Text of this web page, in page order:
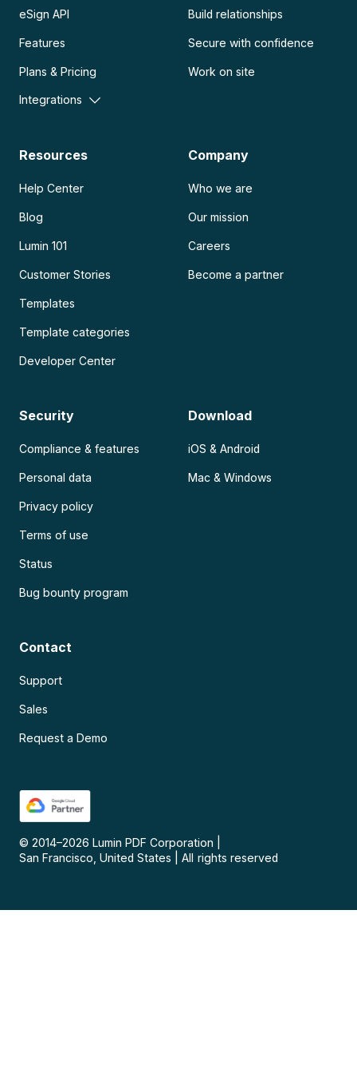
eSign API
Features
Plans & Pricing
Integrations
Build relationships
Secure with confidence
Work on site
Resources
Help Center
Blog
Lumin 101
Customer Stories
Templates
Template categories
Developer Center
Company
Who we are
Our mission
Careers
Become a partner
Security
Compliance & features
Personal data
Privacy policy
Terms of use
Status
Bug bounty program
Download
iOS & Android
Mac & Windows
Contact
Support
Sales
Request a Demo
© 2014–2026 Lumin PDF Corporation
San Francisco, United States
All rights reserved